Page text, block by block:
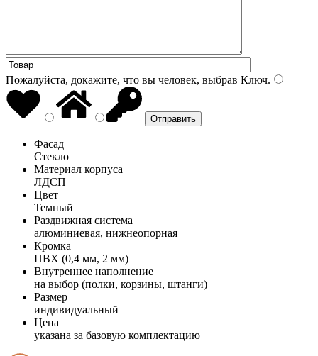
Пожалуйста, докажите, что вы человек, выбрав Ключ.
Фасад
Стекло
Материал корпуса
ЛДСП
Цвет
Темный
Раздвижная система
алюминиевая, нижнеопорная
Кромка
ПВХ (0,4 мм, 2 мм)
Внутреннее наполнение
на выбор (полки, корзины, штанги)
Размер
индивидуальный
Цена
указана за базовую комплектацию